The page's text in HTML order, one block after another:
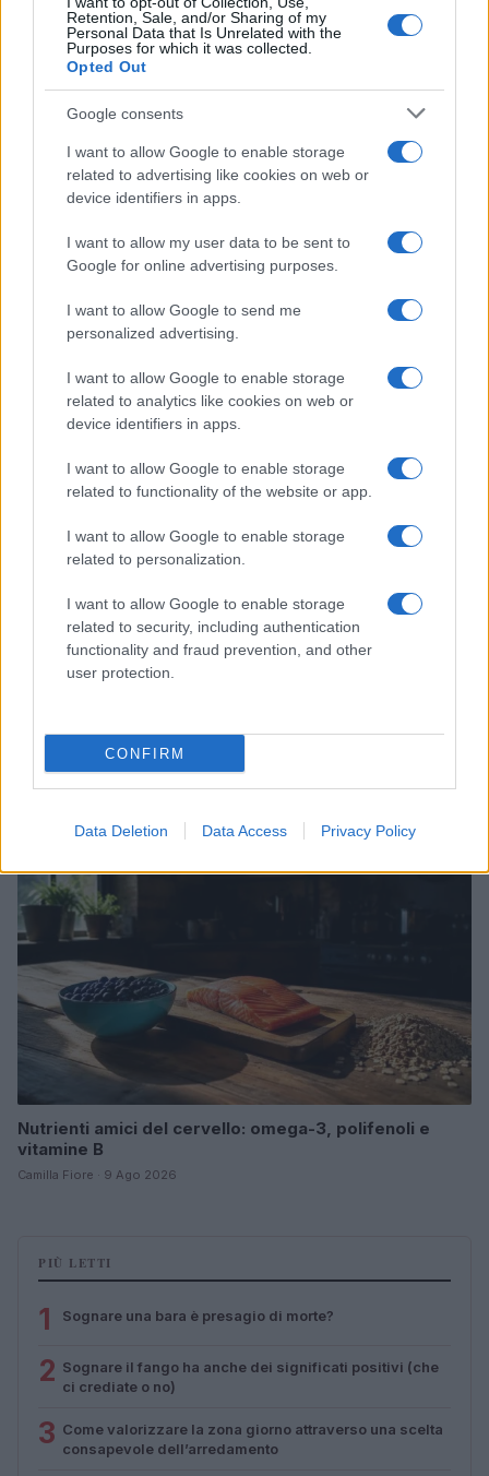
Retention, Sale, and/or Sharing of my
Personal Data that Is Unrelated with the
Purposes for which it was collected.
Opted Out
Google consents
I want to allow Google to enable storage
related to advertising like cookies on web or
device identifiers in apps.
I want to allow my user data to be sent to
Google for online advertising purposes.
I want to allow Google to send me
personalized advertising.
I want to allow Google to enable storage
related to analytics like cookies on web or
device identifiers in apps.
I want to allow Google to enable storage
related to functionality of the website or app.
I want to allow Google to enable storage
related to personalization.
I want to allow Google to enable storage
related to security, including authentication
functionality and fraud prevention, and other
user protection.
CONFIRM
Data Deletion Data Access Privacy Policy
ALIMENTAZIONE
Come pulire le cozze in modo perfetto: guida pratica
Matteo Pellegrino · 9 Ago 2026
LIFESTYLE
Guida step-by-step per un’immagine pubblica
credibile e glam
Camilla Fiore · 9 Ago 2026
ALIMENTAZIONE
Nutrienti amici del cervello: omega-3, polifenoli e
vitamine B
Camilla Fiore · 9 Ago 2026
PIÙ LETTI
1 Sognare una bara è presagio di morte?
2 Sognare il fango ha anche dei significati positivi (che
ci crediate o no)
3 Come valorizzare la zona giorno attraverso una scelta
consapevole dell’arredamento